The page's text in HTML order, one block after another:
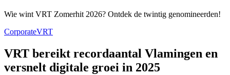
Wie wint VRT Zomerhit 2026? Ontdek de twintig genomineerden!
CorporateVRT
VRT bereikt recordaantal Vlamingen en
versnelt digitale groei in 2025